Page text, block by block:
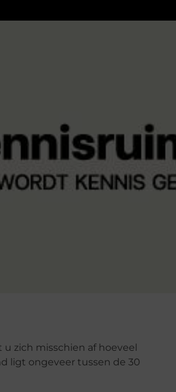
u zich misschien af hoeveel
ligt ongeveer tussen de 30